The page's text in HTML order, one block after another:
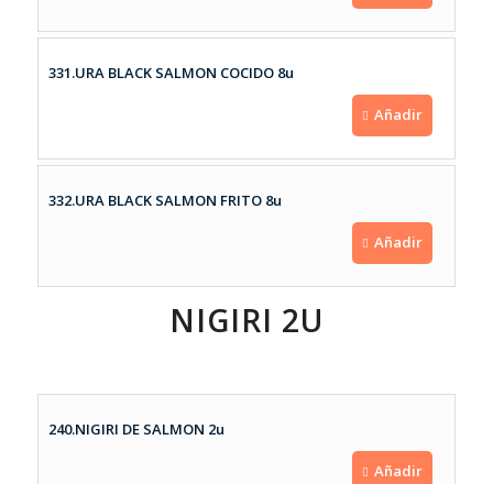
331.URA BLACK SALMON COCIDO 8u
Añadir
332.URA BLACK SALMON FRITO 8u
Añadir
NIGIRI 2U
240.NIGIRI DE SALMON 2u
Añadir